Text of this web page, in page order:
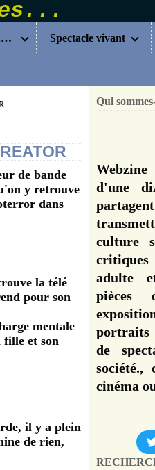
Festival (cinéma, musique...) Spectacle vivant
de bande
y retrouve
dans
la télé
pour son
mentale
fille et son
il y a plein
de rien,
Qui
d'une
culture
adulte
pièces
portraits
de
société.,
cinéma